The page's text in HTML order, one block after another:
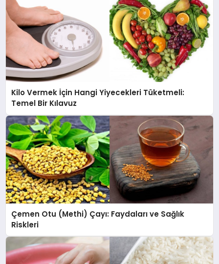
Kilo Vermek İçin Hangi Yiyecekleri Tüketmeli:
Temel Bir Kılavuz
Çemen Otu (Methi) Çayı: Faydaları ve Sağlık
Riskleri